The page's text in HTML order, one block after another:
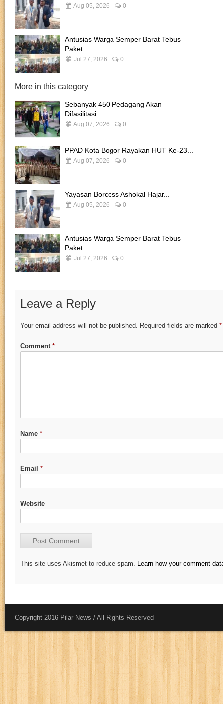
Aug 05, 2026 0
Antusias Warga Semper Barat Tebus
Paket...
Jul 27, 2026 0
More in this category
Sebanyak 450 Pedagang Akan
Difasilitasi...
Aug 07, 2026 0
PPAD Kota Bogor Rayakan HUT Ke-23...
Aug 07, 2026 0
Yayasan Borcess Ashokal Hajar...
Aug 05, 2026 0
Antusias Warga Semper Barat Tebus
Paket...
Jul 27, 2026 0
Leave a Reply
Your email address will not be published. Required fields are marked *
Comment *
Name *
Email *
Website
This site uses Akismet to reduce spam. Learn how your comment
Copyright 2016 Pilar News / All Rights Reserved